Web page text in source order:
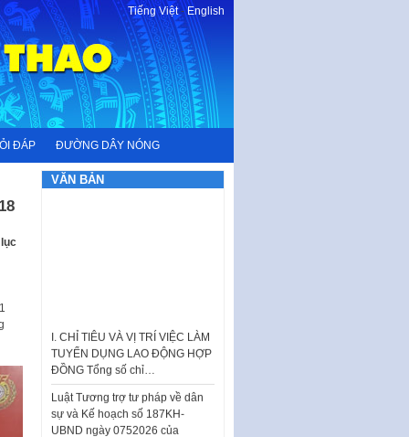
Tiếng Việt-English
ĐÁP ĐƯỜNG DÂY NÓNG
VĂN BẢN
TUYỂN DỤNG LAO ĐỘNG HỢP
ĐỒNG Tổng số chỉ…
Luật Tương trợ tư pháp về dân
sự và Kế hoạch số 187KH-
UBND ngày 0752026 của
UBND…